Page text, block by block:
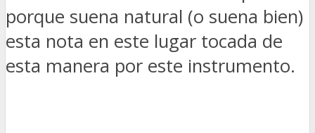
porque suena natural (o suena bien)
esta nota en este lugar tocada de
esta manera por este instrumento.